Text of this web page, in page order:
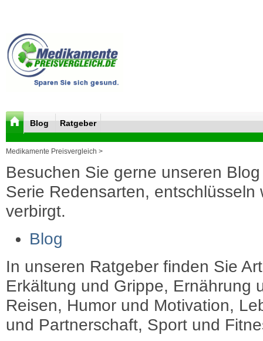
Blog Ratgeber
Medikamente Preisvergleich >
Besuchen Sie gerne unseren
Serie Redensarten, entschlüsseln
verbirgt.
Blog
In unseren Ratgeber finden Sie
Erkältung und Grippe, Ernährung
Reisen, Humor und Motivation,
und Partnerschaft, Sport und